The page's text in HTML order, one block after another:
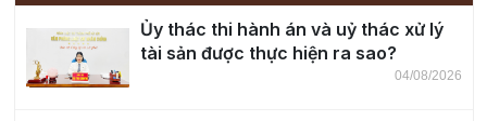
Ủy thác thi hành án và uỷ thác xử lý
tài sản được thực hiện ra sao?
04/08/2026